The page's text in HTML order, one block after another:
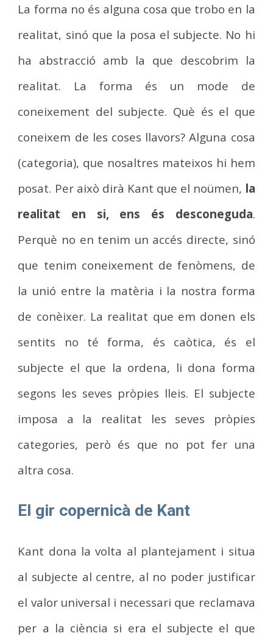
La forma no és alguna cosa que trobo en la
realitat, sinó que la posa el subjecte. No hi
ha abstracció amb la que descobrim la
realitat. La forma és un mode de
coneixement del subjecte. Què és el que
coneixem de les coses llavors? Alguna cosa
(categoria), que nosaltres mateixos hi hem
posat. Per això dirà Kant que el noümen, la
realitat en si, ens és desconeguda.
Perquè no en tenim un accés directe, sinó
que tenim coneixement de fenòmens, de
la unió entre la matèria i la nostra forma
de conèixer. La realitat que em donen els
sentits no té forma, és caòtica, és el
subjecte el que la ordena, li dona forma
segons les seves pròpies lleis. El subjecte
imposa a la realitat les seves pròpies
categories, però és que no pot fer una
altra cosa.
El gir copernicà de Kant
Kant dona la volta al plantejament i situa
al subjecte al centre, al no poder justificar
el valor universal i necessari que reclamava
per a la ciència si era el subjecte el que